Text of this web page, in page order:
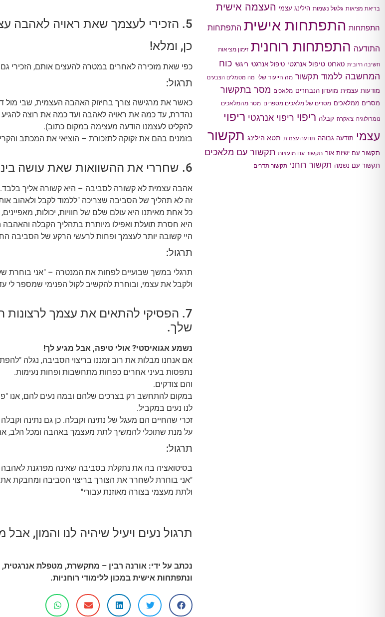
בריאת מציאות גלגול נשמות הילינג עצמי העצמה אישית
התפתחות התפתחות אישית התפתחות
התודעה התפתחות רוחנית זימון מציאות
חשיבה חיובית טארוט טיפול אנרגטי טיפול אנרגטי ריגשי כוח
המחשבה ללמוד תקשור מה הייעוד שלי מה מסמלים הצבעים
מודעות עצמית מועדון הנבחרים מלאכים מסר בתקשור
מסרים ממלאכים מסרים של מלאכים מספרים מסר מהמלאכים
נומרולוגיה צ'אקרה קבלה ריפוי ריפוי אנרגטי ריפוי
עצמי תודעה גבוהה תודעה עצמית תטא הילינג תקשור
תקשור עם ישיות אור תקשור עם מועצות תקשור עם מלאכים
תקשור עם נשמה תקשור רוחני תקשור תדרים
5. הזכירי לעצמך שאת ראויה לאהבה עצמית!
כן, ומלא!
כפי שאת מזכירה לאחרים במטרה להעצים אותם, הזכירי
תרגול:
כאשר את מרגישה צורך בחיזוק האהבה העצמית, שבי
נהדרת, עד כמה את ראויה לאהבה ועד כמה את רוצה
להקליט לעצמנו הודעה מעצימה במקום כתוב).
בזמנים בהם את זקוקה לתזכורת – הוציאי את המכתב
6. שחררי את ההשוואות שאת עושה בינך לבין הסביבה.
אהבה עצמית לא קשורה לסביבה – היא קשורה אליך בלבד.
זה לא תהליך של הסביבה שצריכה "ללמוד לקבל ולאהוב
כל אחת מאיתנו היא עולם שלם של חוויות, יכולות,
היא חסרת תועלת ואפילו מיותרת בתהליך הקבלה והאהבה
היי קשובה יותר לעצמך ופחות לרעשי הרקע של הסביבה
תרגול:
תרגלי במשך שבועיים לפחות את המנטרה –"אני בוחרת
ולקבל את עצמי, ובוחרת להקשיב לקול הפנימי שמספר לי
7. הפסיקי להתאים את עצמך
שלך.
נשמע אגואיסטי? אולי טיפה, אבל מגיע לך!
אם אנחנו מבלות את רוב זמננו בריצוי הסביבה, נגלה
נתפסות בעיני אחרים כפחות מתחשבות ופחות נעימות.
והם צודקים.
במקום להתחשב רק בצרכים שלהם ובמה נעים להם, אנו
לנו נעים במקביל.
זכרי שהחיים הם מעגל של נתינה וקבלה. כן גם נתינה
על מנת שתוכלי להמשיך לתת מעצמך באהבה ומכל הלב, את
תרגול:
בסיטואציה בה את נתקלת בסביבה שאינה מפרגנת
"אני בוחרת לשחרר את הצורך בריצוי הסביבה ומחבקת
ולתת מעצמי בצורה מאוזנת עבורי"
תרגול נעים ויעיל שיהיה לנו והמון,
נכתב על ידי: אורנה רבין – מתקשרת, מטפלת
ונתפתחות אישית במכון ללימודי רוחניות.